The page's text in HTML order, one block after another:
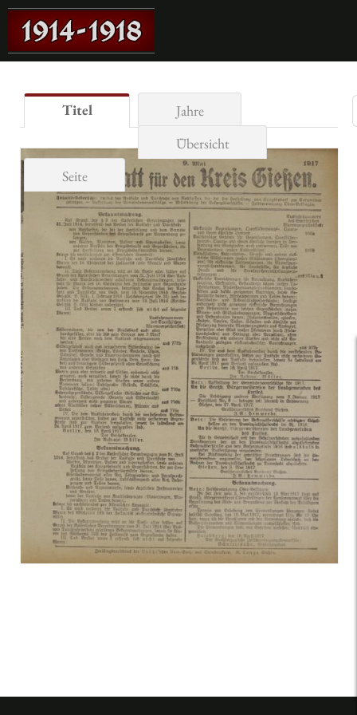
Titel
Jahre
Übersicht
Seite